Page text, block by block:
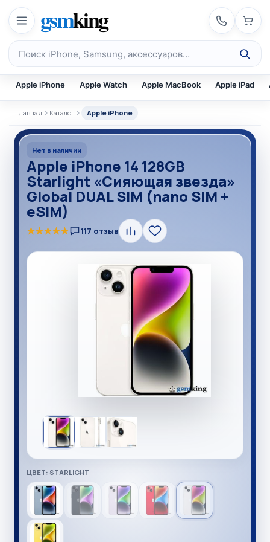
Перейти к содержимому
gsmking
Поиск по каталогу
Apple iPhone Apple Watch Apple MacBook Apple iPad
Главная Каталог Apple iPhone
Нет в наличии
Apple iPhone 14 128GB
Starlight «Сияющая звезда»
Global DUAL SIM (nano SIM +
eSIM)
★★★★★ 117 отзыв Сравнить
В
избранное
ЦВЕТ: STARLIGHT